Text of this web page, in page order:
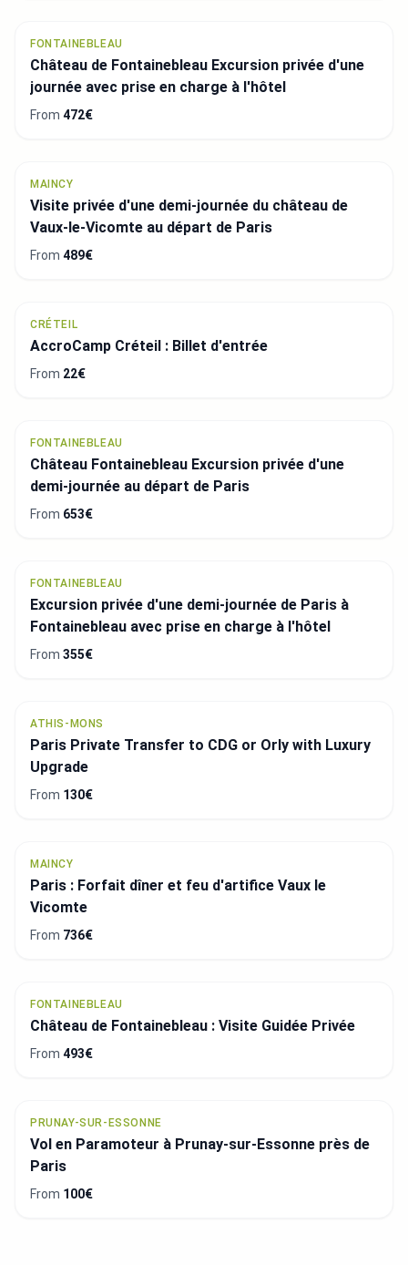
FONTAINEBLEAU
Château de Fontainebleau Excursion privée d'une
journée avec prise en charge à l'hôtel
From 472€
MAINCY
Visite privée d'une demi-journée du château de
Vaux-le-Vicomte au départ de Paris
From 489€
CRÉTEIL
AccroCamp Créteil : Billet d'entrée
From 22€
FONTAINEBLEAU
Château Fontainebleau Excursion privée d'une
demi-journée au départ de Paris
From 653€
FONTAINEBLEAU
Excursion privée d'une demi-journée de Paris à
Fontainebleau avec prise en charge à l'hôtel
From 355€
ATHIS-MONS
Paris Private Transfer to CDG or Orly with Luxury
Upgrade
From 130€
MAINCY
Paris : Forfait dîner et feu d'artifice Vaux le
Vicomte
From 736€
FONTAINEBLEAU
Château de Fontainebleau : Visite Guidée Privée
From 493€
PRUNAY-SUR-ESSONNE
Vol en Paramoteur à Prunay-sur-Essonne près de
Paris
From 100€